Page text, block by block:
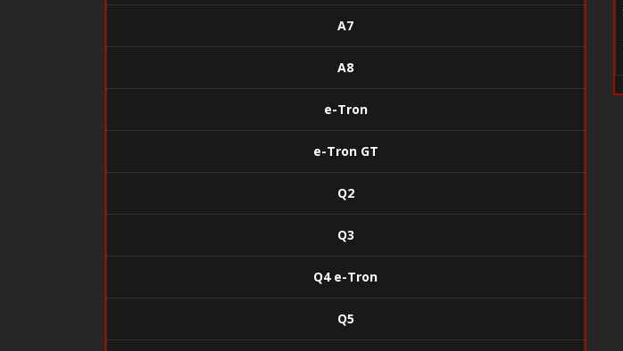
A7
A8
e-Tron
e-Tron GT
Q2
Q3
Q4 e-Tron
Q5